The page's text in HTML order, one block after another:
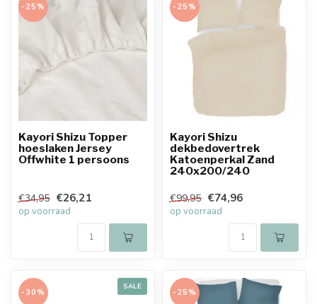
-25%
Kayori Shizu Topper
hoeslaken Jersey
Offwhite 1 persoons
€34,95 €26,21
op voorraad
-25%
Kayori Shizu
dekbedovertrek
Katoenperkal Zand
240x200/240
€99,95 €74,96
op voorraad
SALE
-30% -25%